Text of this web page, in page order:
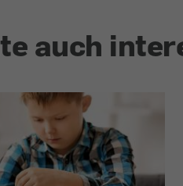
auch